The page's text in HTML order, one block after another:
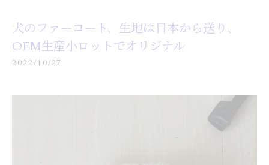
犬のファーコート、生地は日本から送り、
OEM生産小ロットでオリジナル
2022/10/27